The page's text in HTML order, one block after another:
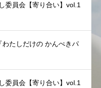
員会【寄り合い】vol.1
わたしだけの かんぺきパ
員会【寄り合い】vol.1